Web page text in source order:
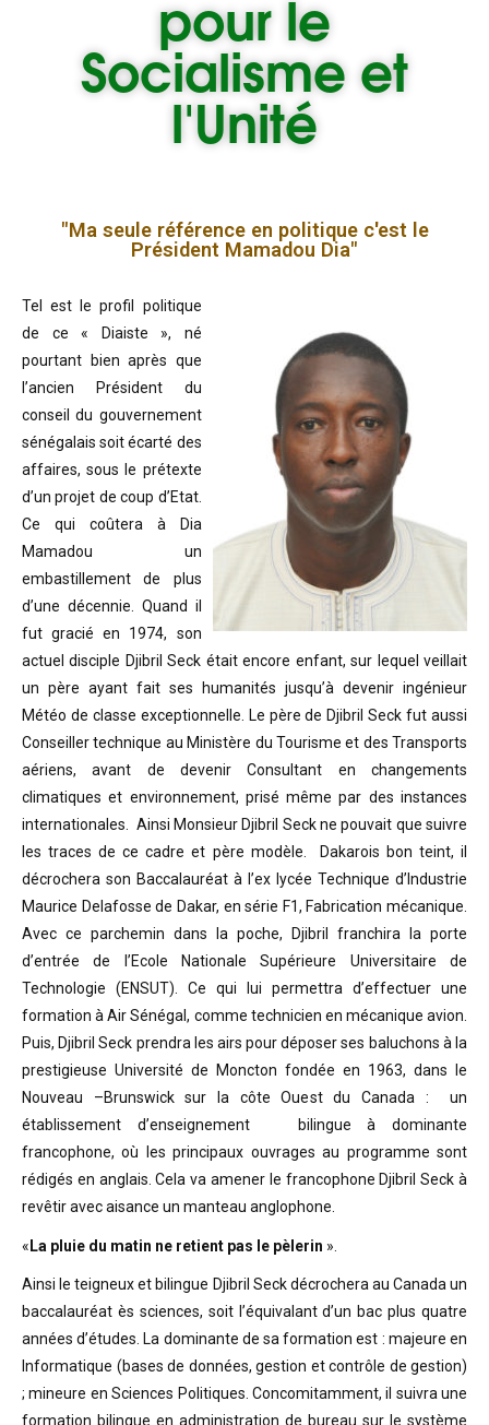
pour le
Socialisme et
l'Unité
"Ma seule référence en politique c'est le
Président Mamadou Dia"
Tel est le profil politique
de ce « Diaiste », né
pourtant bien après que
l’ancien Président du
conseil du gouvernement
sénégalais soit écarté des
affaires, sous le prétexte
d’un projet de coup d’Etat.
Ce qui coûtera à Dia
Mamadou un
embastillement de plus
d’une décennie. Quand il
fut gracié en 1974, son
actuel disciple Djibril Seck était encore enfant, sur lequel veillait
un père ayant fait ses humanités jusqu’à devenir ingénieur
Météo de classe exceptionnelle. Le père de Djibril Seck fut aussi
Conseiller technique au Ministère du Tourisme et des Transports
aériens, avant de devenir Consultant en changements
climatiques et environnement, prisé même par des instances
internationales. Ainsi Monsieur Djibril Seck ne pouvait que suivre
les traces de ce cadre et père modèle. Dakarois bon teint, il
décrochera son Baccalauréat à l’ex lycée Technique d’Industrie
Maurice Delafosse de Dakar, en série F1, Fabrication mécanique.
Avec ce parchemin dans la poche, Djibril franchira la porte
d’entrée de l’Ecole Nationale Supérieure Universitaire de
Technologie (ENSUT). Ce qui lui permettra d’effectuer une
formation à Air Sénégal, comme technicien en mécanique avion.
Puis, Djibril Seck prendra les airs pour déposer ses baluchons à la
prestigieuse Université de Moncton fondée en 1963, dans le
Nouveau –Brunswick sur la côte Ouest du Canada : un
établissement d’enseignement bilingue à dominante
francophone, où les principaux ouvrages au programme sont
rédigés en anglais. Cela va amener le francophone Djibril Seck à
revêtir avec aisance un manteau anglophone.
«La pluie du matin ne retient pas le pèlerin ».
Ainsi le teigneux et bilingue Djibril Seck décrochera au Canada un
baccalauréat ès sciences, soit l’équivalant d’un bac plus quatre
années d’études. La dominante de sa formation est : majeure en
Informatique (bases de données, gestion et contrôle de gestion)
; mineure en Sciences Politiques. Concomitamment, il suivra une
formation bilingue en administration de bureau sur le système